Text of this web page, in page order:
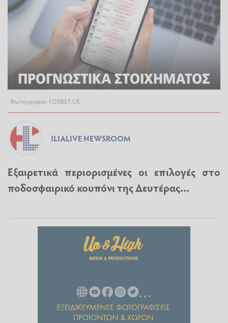
Φωτογραφία: FOXBET.GR
ILIALIVE NEWSROOM
Εξαιρετικά περιορισμένες οι επιλογές στο
ποδοσφαιρικό κουπόνι της Δευτέρας...